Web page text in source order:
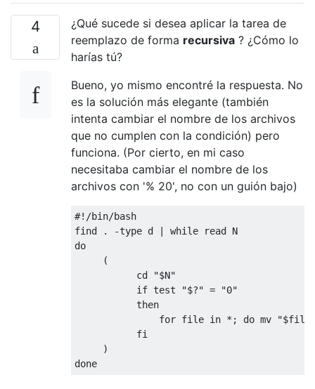
4
¿Qué sucede si desea aplicar la tarea de
reemplazo de forma recursiva ? ¿Cómo lo
harías tú?
Bueno, yo mismo encontré la respuesta. No
es la solución más elegante (también
intenta cambiar el nombre de los archivos
que no cumplen con la condición) pero
funciona. (Por cierto, en mi caso
necesitaba cambiar el nombre de los
archivos con '% 20', no con un guión bajo)
#!/bin/bash
find . -type d | while read N
do
     (
           cd "$N"
           if test "$?" = "0"
           then
for file in *; do mv
           fi
     )